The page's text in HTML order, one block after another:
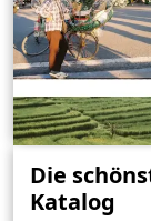
Die
Katalog